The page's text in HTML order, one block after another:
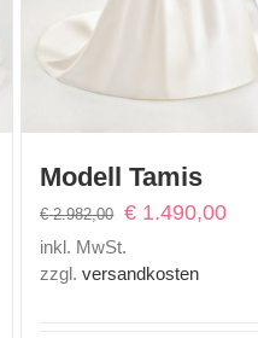
Modell Tamis
€2.982,00 Ursprünglicher
€ 1.490,00
inkl. MwSt.
zzgl.versandkosten